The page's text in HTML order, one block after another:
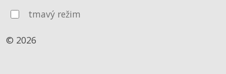
tmavý režim
© 2026